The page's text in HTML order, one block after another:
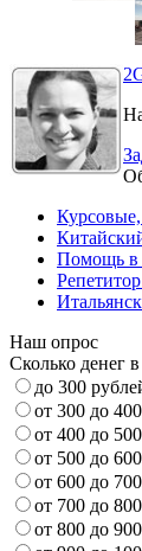
Помощь в
Наш опрос
Сколько денег
до 300
от 300 до 400
от 400 до 500
от 500 до 600
от 600 до 700
от 700 до 800
от 800 до 900